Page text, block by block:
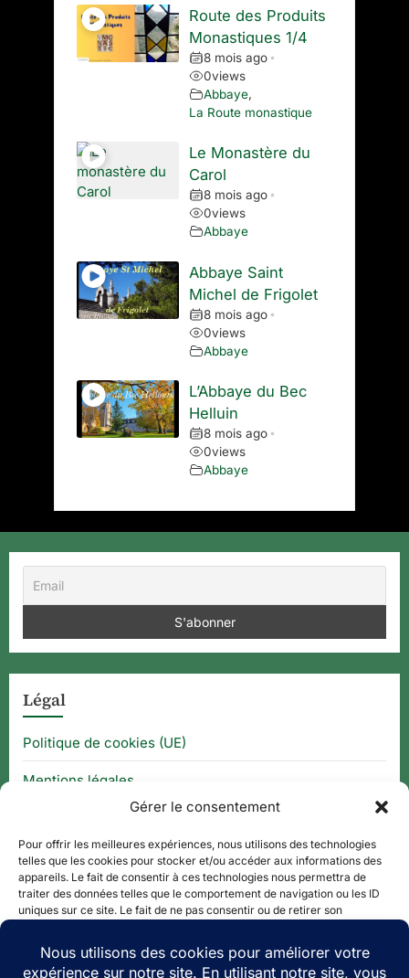
Gérer le consentement
Pour offrir les meilleures expériences, nous utilisons des technologies
telles que les cookies pour stocker et/ou accéder aux informations des
appareils. Le fait de consentir à ces technologies nous permettra de
traiter des données telles que le comportement de navigation ou les ID
uniques sur ce site. Le fait de ne pas consentir ou de retirer son
Route des Produits
Monastiques 1/4
8 mois ago •
0views
Abbaye,
La Route monastique
Le Monastère du
Carol
8 mois ago •
0views
Abbaye
Abbaye Saint
Michel de Frigolet
8 mois ago •
0views
Abbaye
L’Abbaye du Bec
Helluin
8 mois ago •
0views
Abbaye
Légal
Politique de cookies (UE)
Mentions légales
Thématique
QUE FAIRE À ?